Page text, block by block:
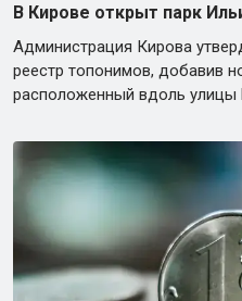
В Кирове открыт парк
Администрация Кирова
реестр топонимов, добавив
расположенный вдоль улицы